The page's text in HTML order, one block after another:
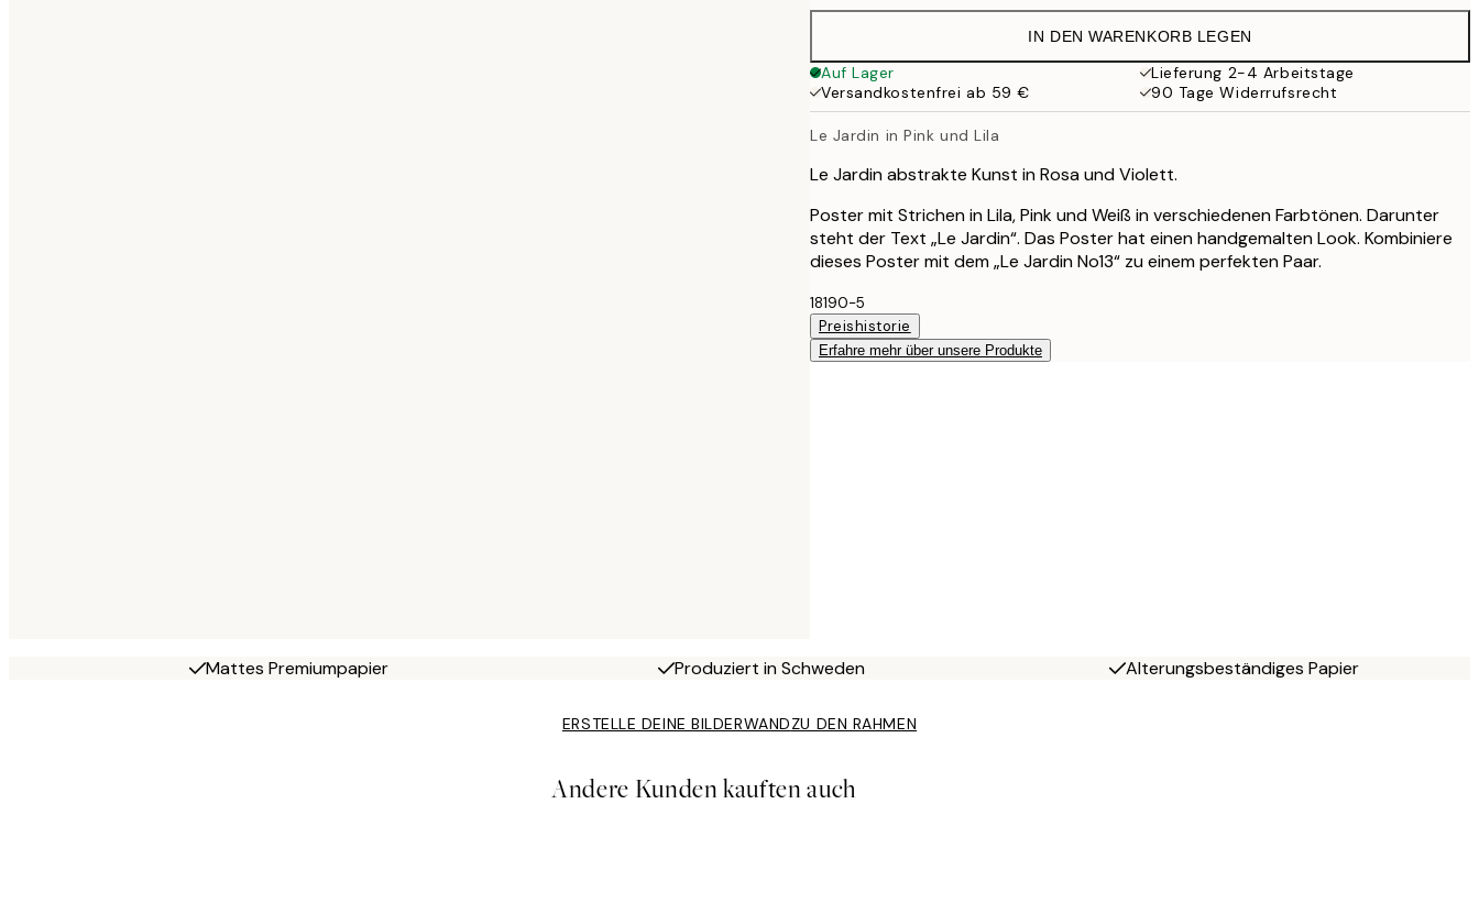
30,45 €
38 €
IN DEN WARENKORB LEGEN
Auf Lager
Lieferung 2-4 Arbeitstage
Versandkostenfrei ab 59 €
90 Tage Widerrufsrecht
Le Jardin in Pink und Lila
Le Jardin abstrakte Kunst in Rosa und Violett.
Poster mit Strichen in Lila, Pink und Weiß in verschiedenen Farbtönen. Darunter
steht der Text „Le Jardin“. Das Poster hat einen handgemalten Look. Kombiniere
dieses Poster mit dem „Le Jardin No13“ zu einem perfekten Paar.
18190-5
Preishistorie
Erfahre mehr über unsere Produkte
Mattes Premiumpapier Produziert in Schweden Alterungsbeständiges Papier
ERSTELLE DEINE BILDERWANDZU DEN RAHMEN
Andere Kunden kauften auch